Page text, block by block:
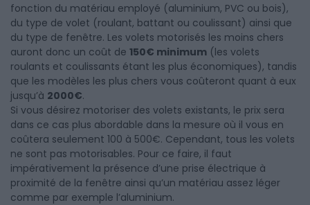
fonction du matériau employé (aluminium, PVC ou bois),
du type de volet (roulant, battant ou coulissant) ainsi que
du type de fenêtre. Les volets motorisés les moins chers
auront donc un coût de 150€ minimum (les volets
roulants et coulissants étant les plus économiques), tandis
que les modèles les plus chers vous coûteront quant à eux
jusqu’à 2000€.
Si vous désirez motoriser des volets existants, le prix sera
dans ce cas plus abordable dans la mesure où il vous en
coûtera seulement 100 à 500€. Cependant, tous les volets
ne sont pas motorisables. Pour ce faire, il faut
impérativement la présence d’une prise électrique à
proximité de la fenêtre ainsi qu’un matériau assez léger
comme par exemple l’aluminium.